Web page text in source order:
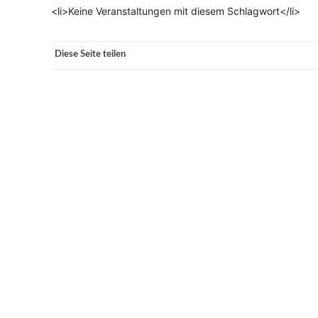
<li>Keine Veranstaltungen mit diesem Schlagwort</li>
Diese Seite teilen